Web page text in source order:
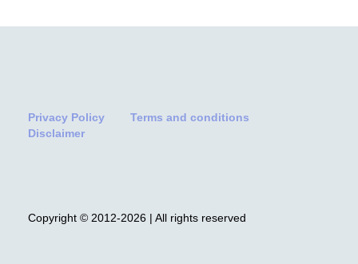
Privacy Policy
Terms and conditions
Disclaimer
Copyright © 2012-2026 | All rights reserved